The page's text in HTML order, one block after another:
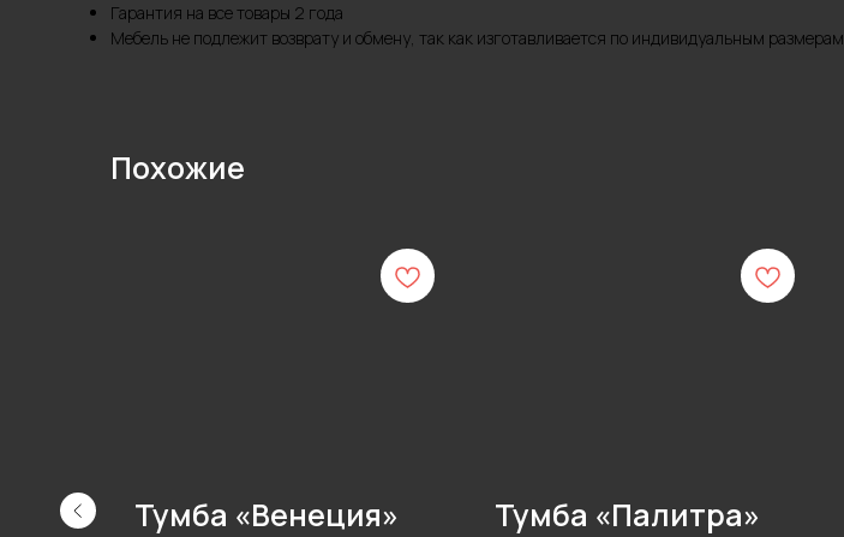
Гарантия на все товары 2 года
Мебель не подлежит возврату и обмену, так как изготавливается по индивидуальным размерам
Похожие
Тумба «Венеция» Тумба «Палитра»